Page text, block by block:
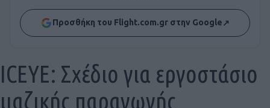
Προσθήκη του Flight.com.gr στην Google↗
ICEYE: Σχέδιο για εργοστάσιο
μαζικής παραγωγής